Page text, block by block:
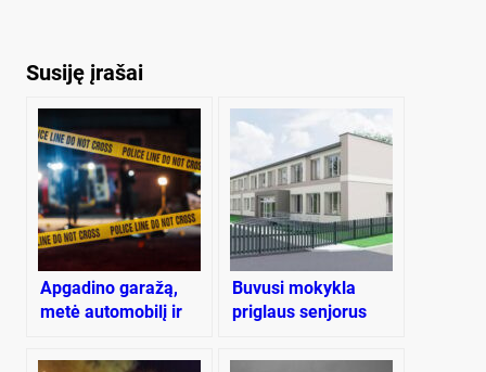
Susiję įrašai
Apgadino garažą,
metė automobilį ir
Buvusi mokykla
priglaus senjorus